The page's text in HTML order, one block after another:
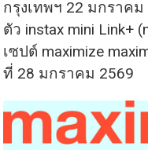
กรุงเทพฯ 22 มกราค
ตัว instax mini Link+
เซปต์ maximize
ที่ 28 มกราคม 2569